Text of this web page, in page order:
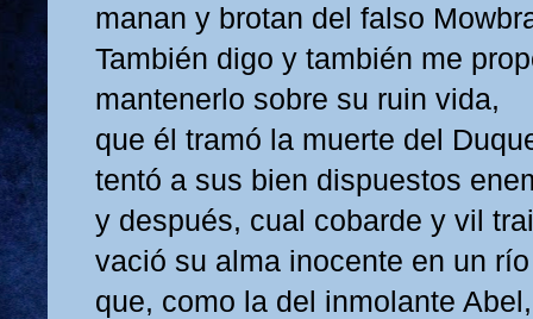
manan y brotan del falso
También digo y también me
mantenerlo sobre su ruin vida,
que él tramó la muerte del
tentó a sus bien dispuestos
y después, cual cobarde y vil
vació su alma inocente en un
que, como la del inmolante Abel,